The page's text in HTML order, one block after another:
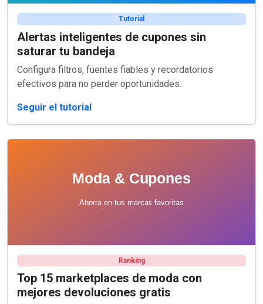
Tutorial
Alertas inteligentes de cupones sin
saturar tu bandeja
Configura filtros, fuentes fiables y recordatorios
efectivos para no perder oportunidades.
Seguir el tutorial
Ranking
Top 15 marketplaces de moda con
mejores devoluciones gratis